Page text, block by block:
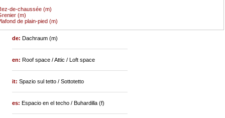
de-chaussée (m)
(m)
de plain-pied (m)
de:Dachraum (m)
en:Roof space / Attic / Loft space
it:Spazio sul tetto / Sottotetto
es:Espacio en el techo / Buhardilla (f)